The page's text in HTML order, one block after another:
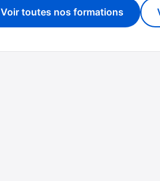
Voir toutes nos formations